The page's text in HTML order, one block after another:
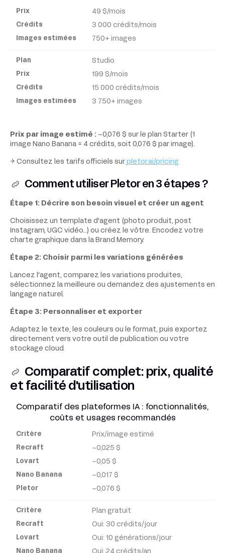
49 $/mois
3 000 crédits/mois
750+ images
Studio
199 $/mois
15 000 crédits/mois
3 750+ images
Prix par image estimé : ~0,076 $ sur le plan Starter (1
image Nano Banana = 4 crédits, soit 0,076 $ par image).
→ Consultez les tarifs officiels sur pletor.ai/pricing
Comment utiliser Pletor en 3 étapes ?
Étape 1: Décrire son besoin visuel et créer un agent
Choisissez un template d'agent (photo produit, post
Instagram, UGC vidéo…) ou créez le vôtre. Encodez votre
charte graphique dans la Brand Memory.
Étape 2: Choisir parmi les variations générées
Lancez l'agent, comparez les variations produites,
sélectionnez la meilleure ou demandez des ajustements en
langage naturel.
Étape 3: Personnaliser et exporter
Adaptez le texte, les couleurs ou le format, puis exportez
directement vers votre outil de publication ou votre
stockage cloud.
Comparatif complet: prix, qualité
et facilité d'utilisation
Comparatif des plateformes IA : fonctionnalités,
coûts et usages recommandés
Critère
Nano
Banana
Prix/image estimé
~0,025 $
~0,05 $
~0,017 $
~0,076 $
Plan gratuit
Oui: 30 crédits/jour
Oui: 10 générations/jour